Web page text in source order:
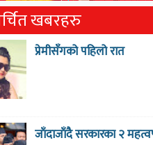
खबरहरु
प्रेमीसँगको पहिलो रात
जाँदाजाँदै सरकारका २